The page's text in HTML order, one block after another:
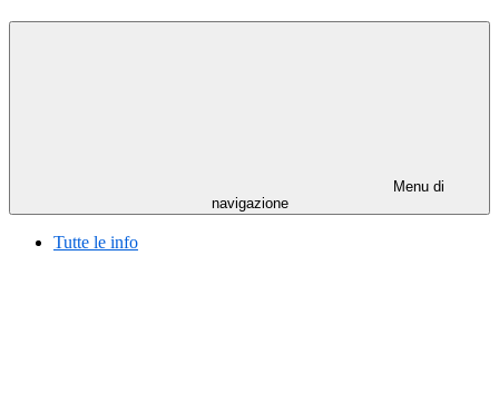
Menu di
navigazione
Tutte le info